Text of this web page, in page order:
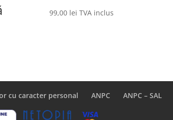
99,00 lei TVA inclus
cu caracter personal ANPC ANPC – SAL